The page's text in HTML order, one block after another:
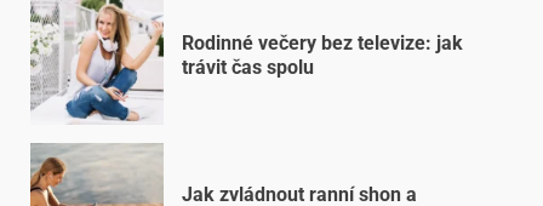
Rodinné večery bez televize: jak
trávit čas spolu
Jak zvládnout ranní shon a